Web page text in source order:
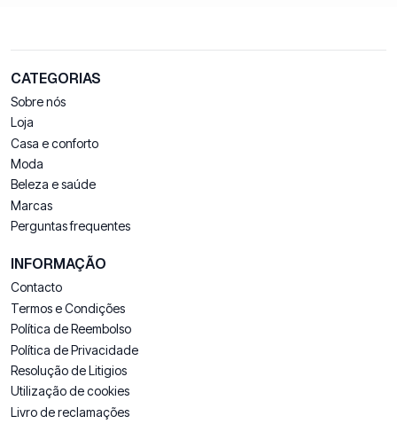
CATEGORIAS
Sobre nós
Loja
Casa e conforto
Moda
Beleza e saúde
Marcas
Perguntas frequentes
INFORMAÇÃO
Contacto
Termos e Condições
Política de Reembolso
Política de Privacidade
Resolução de Litigios
Utilização de cookies
Livro de reclamações